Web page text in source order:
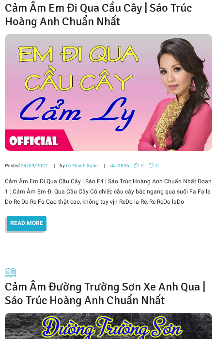
Cảm Âm Em Đi Qua Cầu Cây | Sáo Trúc
Hoàng Anh Chuẩn Nhất
Posted24/09/2022 byLê Thanh Xuân 2836 0 0
Cảm Âm Em Đi Qua Cầu Cây | Sáo F4 | Sáo Trúc Hoàng Anh Chuẩn Nhất Đoạn
1 : Cảm Âm Em Đi Qua Cầu Cây Có chiếc cầu cây bắc ngang qua suối Fa Fa la
Do Re Do Re Fa Cao thật cao, không tay vịn ReDo la Re, Re ReDo laDo
READ MORE
Cảm Âm Đường Trường Sơn Xe Anh Qua |
Sáo Trúc Hoàng Anh Chuẩn Nhất